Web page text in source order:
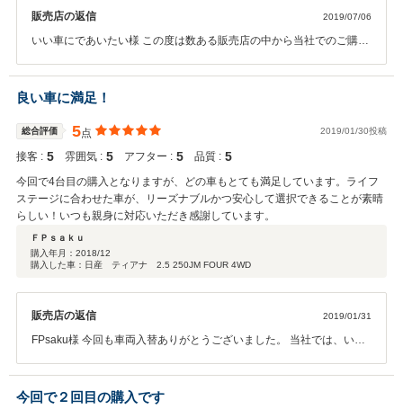
り寄せるの金額等も調べていたので、高い所の相場は、20万円～30万円程高
いはずです。ゼロスのF様と会ったり電話で話したりさせていただいている
「また何かありましたら、どんなことでもご相談ください」ということを言
ってくださいます。納車の前に、車検の残り日数と、税金のかかる金額を計
算してくださり、1度登録解除して車検を新たに取り直した場合(車検が残り
2年となる)との金額を比較してユーザー目線にたった提示をしてくださりま
した。とにかく、金額や整備をユーザー第1で考えてくれます。納車の際、
ピーカーのこと等を尋ねたのですが、この方も、神対応でした。仕事の手を
とめて実に丁寧に、にこやかに対応してくださったんですね。 私には、これ
から免許を取ろうかという子どもがいるのですが、その子どもも「ゼロス以
外では買わない」と言っています。bBを譲ってほしいと言っていますが渡し
ません(笑)。 bBに決めてからも、直接、お話しした方が早いかな、と思う内
見たりしていたのですが、本当に入れ替わりが早いです。 納車と同時に、カ
ーオーディオ、ドラレコ、バックカメラ等も取り付けていただきましたが格
い所も実にきれいです。またETCは、裏面に書かれている番号がセットアッ
プに必要ということなので、それを見ることができるようにまだ貼り付けを
しない状態での引き渡しでした。そのETC裏にも、キレイにピタッと両面テ
ープが貼られていました。こういう細かいこだわりというか丁寧な作業が嬉
販売店の返信 2019/07/06
いい車にであいたい様 この度は数ある販売店の中から当社でのご購入
ございます。 口コミも非常に大事な事ですので長文での口コミは非常
にありがたい事です、件数だけ多くて内容のない口コミが多いお店も
ございますが、件数より口コミの内容が大事だと思っておりますの
で、今回の口コミは非常にうれしいです。 当店の店長と車両を気に入
っていただき販売した当社としても非常にうれしい限りです。 中古車
は、お客様の条件に１００％合う車両を探すのは中々大変だと思って
います、距離、価格、程度、車検、装備、営業の対応等様々ですの
で、当社では展示台数も多くしてお客様にできる限り検討いただける
よう努力しております、今回のように車検が短い物があれば２年付き
満足していただけるようなご提案を心がけております。 中古車は高い
買い物ですので、失敗の無いようご購入いただければとも思っており
できるようにしておりますので、安心してお乗りいただけるよう万全
の態勢で販売しておりますが、中古車ですので、故障がないとは言い
連絡ください。 営業と店長は物腰も柔らかく飛び込みで来たお客様達
にも悪い印象をあたえないですので、当社に入社してくれて本当によ
聞くことが多いですので、二人は当社の非常にいい武器だと思ってお
良い車に満足！
総合評価 5点 2019/01/30投稿
接客 : 5 雰囲気 : 5 アフター : 5 品質 : 5
今回で4台目の購入となりますが、どの車もとても満足しています。ライフ
ステージに合わせた車が、リーズナブルかつ安心して選択できることが素晴
らしい！いつも親身に対応いただき感謝しています。
ＦＰｓａｋｕ
購入年月： 2018/12
購入した車：日産 ティアナ 2.5 250JM FOUR 4WD
販売店の返信 2019/01/31
FPsaku様 今回も車両入替ありがとうございました。 当社では、いつ
お選びできるのがいい点であると思って車両を揃えておりますので、
お客様の用途、予算の中でお気に入りの１台が見つかっていただけた
事が何よりです。 昨年より、当社も認証工場になり、アフターサービ
今回で２回目の購入です